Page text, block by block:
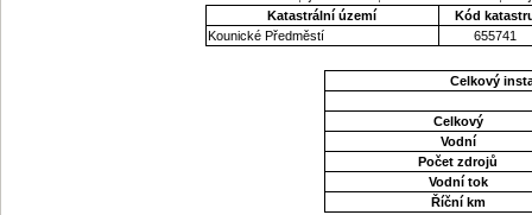
Katastrální území
Kód
Kounické Předměstí
655741
Celkový
Celkový
Vodní
Počet zdrojů
Vodní tok
Říční km